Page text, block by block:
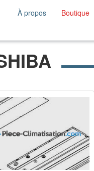
À propos Boutique